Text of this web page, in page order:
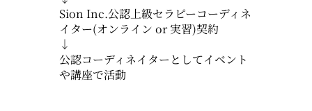
Sion Inc.公認上級セラピーコーディネ
イター(オンライン or 実習)契約
↓
公認コーディネイターとしてイベント
や講座で活動